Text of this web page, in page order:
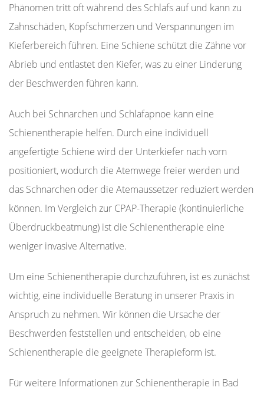
Phänomen tritt oft während des Schlafs auf und kann zu
Zahnschäden, Kopfschmerzen und Verspannungen im
Kieferbereich führen. Eine Schiene schützt die Zähne vor
Abrieb und entlastet den Kiefer, was zu einer Linderung
der Beschwerden führen kann.
Auch bei Schnarchen und Schlafapnoe kann eine
Schienentherapie helfen. Durch eine individuell
angefertigte Schiene wird der Unterkiefer nach vorn
positioniert, wodurch die Atemwege freier werden und
das Schnarchen oder die Atemaussetzer reduziert werden
können. Im Vergleich zur CPAP-Therapie (kontinuierliche
Überdruckbeatmung) ist die Schienentherapie eine
weniger invasive Alternative.
Um eine Schienentherapie durchzuführen, ist es zunächst
wichtig, eine individuelle Beratung in unserer Praxis in
Anspruch zu nehmen. Wir können die Ursache der
Beschwerden feststellen und entscheiden, ob eine
Schienentherapie die geeignete Therapieform ist.
Für weitere Informationen zur Schienentherapie in Bad